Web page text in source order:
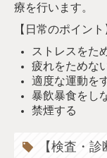
療を行います。
【日常のポイント
ストレスをた
疲れをためな
適度な運動を
暴飲暴食をし
禁煙する
【検査・診